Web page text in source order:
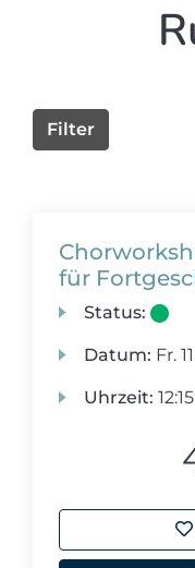
Filter
für
Status:
Datum: Fr.
Uhrzeit: